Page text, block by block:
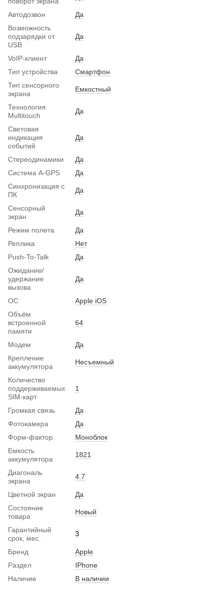
Автодозвон
Да
Возможность
подзарядки от
USB
Да
VoIP-клиент
Да
Тип устройства
Смартфон
Тип сенсорного
экрана
Емкостный
Технология
Multitouch
Да
Световая
индикация
событий
Да
Стереодинамики
Да
Система A-GPS
Да
Синхронизация с
ПК
Да
Сенсорный
экран
Да
Режим полета
Да
Реплика
Нет
Push-To-Talk
Да
Ожидание/
удержание
вызова
Да
ОС
Apple iOS
Объём
встроенной
памяти
64
Модем
Да
Крепление
аккумулятора
Несъемный
Количество
поддерживаемых
SIM-карт
1
Громкая связь
Да
Фотокамера
Да
Форм-фактор
Моноблок
Емкость
аккумулятора
1821
Диагональ
экрана
4.7
Цветной экран
Да
Состояние
товара
Новый
Гарантийный
срок, мес.
3
Бренд
Apple
Раздел
IPhone
Наличие
В наличии